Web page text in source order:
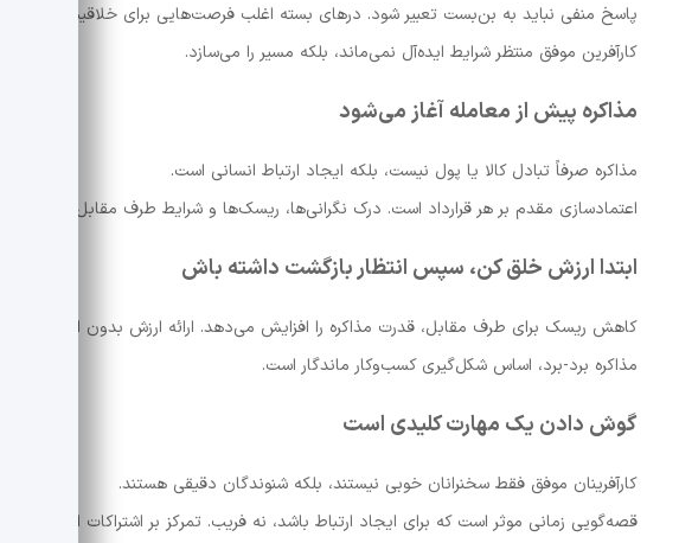
پاسخ منفی نباید به بن‌بست تعبیر شود. درهای بسته اغلب فرصت‌هایی برای خلاقیت و ساخت
کارآفرین موفق منتظر شرایط ایده‌آل نمی‌ماند، بلکه مسیر را می‌سازد.
مذاکره پیش از معامله آغاز می‌شود
مذاکره صرفاً تبادل کالا یا پول نیست، بلکه ایجاد ارتباط انسانی است.
اعتمادسازی مقدم بر هر قرارداد است. درک نگرانی‌ها، ریسک‌ها و شرایط طرف مقابل، پایه یک
ابتدا ارزش خلق کن، سپس انتظار بازگشت داشته باش
کاهش ریسک برای طرف مقابل، قدرت مذاکره را افزایش می‌دهد. ارائه ارزش بدون انتظار فوری،
مذاکره برد-برد، اساس شکل‌گیری کسب‌وکار ماندگار است.
گوش دادن یک مهارت کلیدی است
کارآفرینان موفق فقط سخنرانان خوبی نیستند، بلکه شنوندگان دقیقی هستند.
قصه‌گویی زمانی موثر است که برای ایجاد ارتباط باشد، نه فریب. تمرکز بر اشتراکات انسانی،